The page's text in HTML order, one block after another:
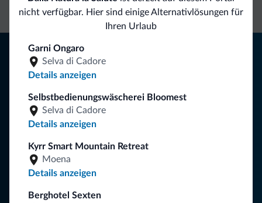
nicht verfügbar. Hier sind einige Alternativlösungen für
Ihren Urlaub
Garni Ongaro
Selva di Cadore
Details anzeigen
Selbstbedienungswäscherei Bloomest
Selva di Cadore
Details anzeigen
Kyrr Smart Mountain Retreat
Moena
Details anzeigen
Berghotel Sexten
Anfragen
Folgen Sie Dolomiti.it auf
Tipps aus den Dolomiten
Sie erhalten Informationen, exklusive Angebote und